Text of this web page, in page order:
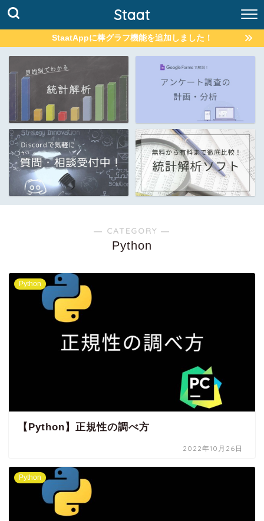
Staat
StaatAppに棒グラフ機能を追加しました！
― CATEGORY ―
Python
Python
【Python】正規性の調べ方
2022年10月26日
Python